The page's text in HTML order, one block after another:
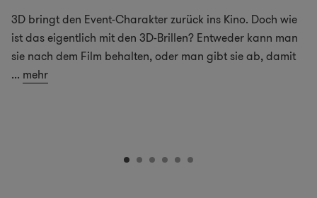
3D bringt den Event-Charakter zurück ins Kino. Doch wie
ist das eigentlich mit den 3D-Brillen? Entweder kann man
sie nach dem Film behalten, oder man gibt sie ab, damit
... mehr